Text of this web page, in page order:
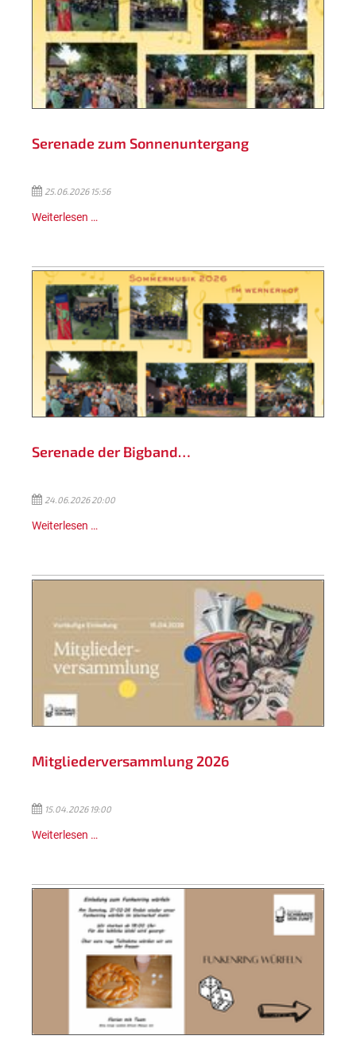
Serenade zum Sonnenuntergang
25.06.2026 15:56
Weiterlesen …
Serenade der Bigband…
24.06.2026 20:00
Weiterlesen …
Mitgliederversammlung 2026
15.04.2026 19:00
Weiterlesen …